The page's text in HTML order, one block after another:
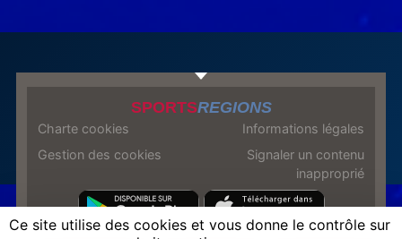
SPORTSREGIONS
Charte cookies
Gestion des cookies
Informations légales
Signaler un contenu
inapproprié
Ce site utilise des cookies et vous donne le contrôle sur